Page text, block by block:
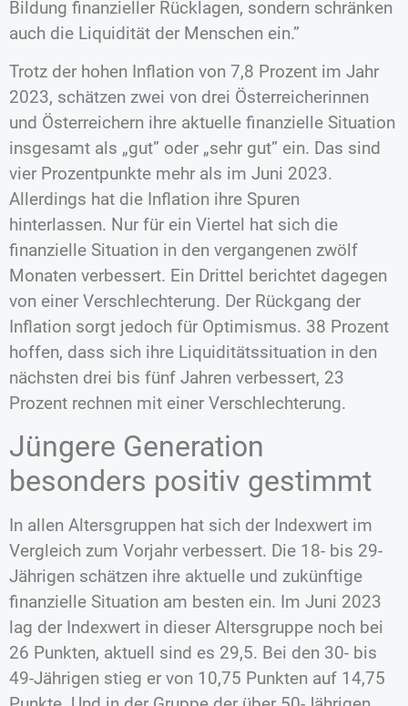
Bildung finanzieller Rücklagen, sondern schränken
auch die Liquidität der Menschen ein.”
Trotz der hohen Inflation von 7,8 Prozent im Jahr
2023, schätzen zwei von drei Österreicherinnen
und Österreichern ihre aktuelle finanzielle Situation
insgesamt als „gut” oder „sehr gut” ein. Das sind
vier Prozentpunkte mehr als im Juni 2023.
Allerdings hat die Inflation ihre Spuren
hinterlassen. Nur für ein Viertel hat sich die
finanzielle Situation in den vergangenen zwölf
Monaten verbessert. Ein Drittel berichtet dagegen
von einer Verschlechterung. Der Rückgang der
Inflation sorgt jedoch für Optimismus. 38 Prozent
hoffen, dass sich ihre Liquiditätssituation in den
nächsten drei bis fünf Jahren verbessert, 23
Prozent rechnen mit einer Verschlechterung.
Jüngere Generation
besonders positiv gestimmt
In allen Altersgruppen hat sich der Indexwert im
Vergleich zum Vorjahr verbessert. Die 18- bis 29-
Jährigen schätzen ihre aktuelle und zukünftige
finanzielle Situation am besten ein. Im Juni 2023
lag der Indexwert in dieser Altersgruppe noch bei
26 Punkten, aktuell sind es 29,5. Bei den 30- bis
49-Jährigen stieg er von 10,75 Punkten auf 14,75